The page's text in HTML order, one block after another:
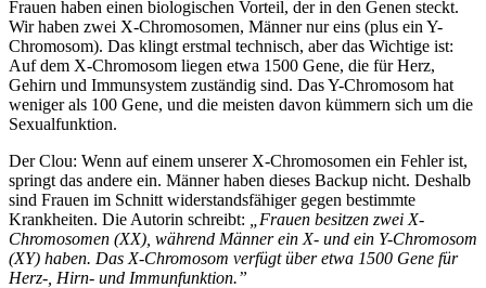
Frauen haben einen biologischen Vorteil, der in den Genen steckt.
Wir haben zwei X-Chromosomen, Männer nur eins (plus ein Y-
Chromosom). Das klingt erstmal technisch, aber das Wichtige ist:
Auf dem X-Chromosom liegen etwa 1500 Gene, die für Herz,
Gehirn und Immunsystem zuständig sind. Das Y-Chromosom hat
weniger als 100 Gene, und die meisten davon kümmern sich um die
Sexualfunktion.
Der Clou: Wenn auf einem unserer X-Chromosomen ein Fehler ist,
springt das andere ein. Männer haben dieses Backup nicht. Deshalb
sind Frauen im Schnitt widerstandsfähiger gegen bestimmte
Krankheiten. Die Autorin schreibt:
„Frauen besitzen zwei X-
Chromosomen (XX), während Männer ein X- und ein Y-Chromosom
(XY) haben. Das X-Chromosom verfügt über etwa 1500 Gene für
Herz-, Hirn- und Immunfunktion.”